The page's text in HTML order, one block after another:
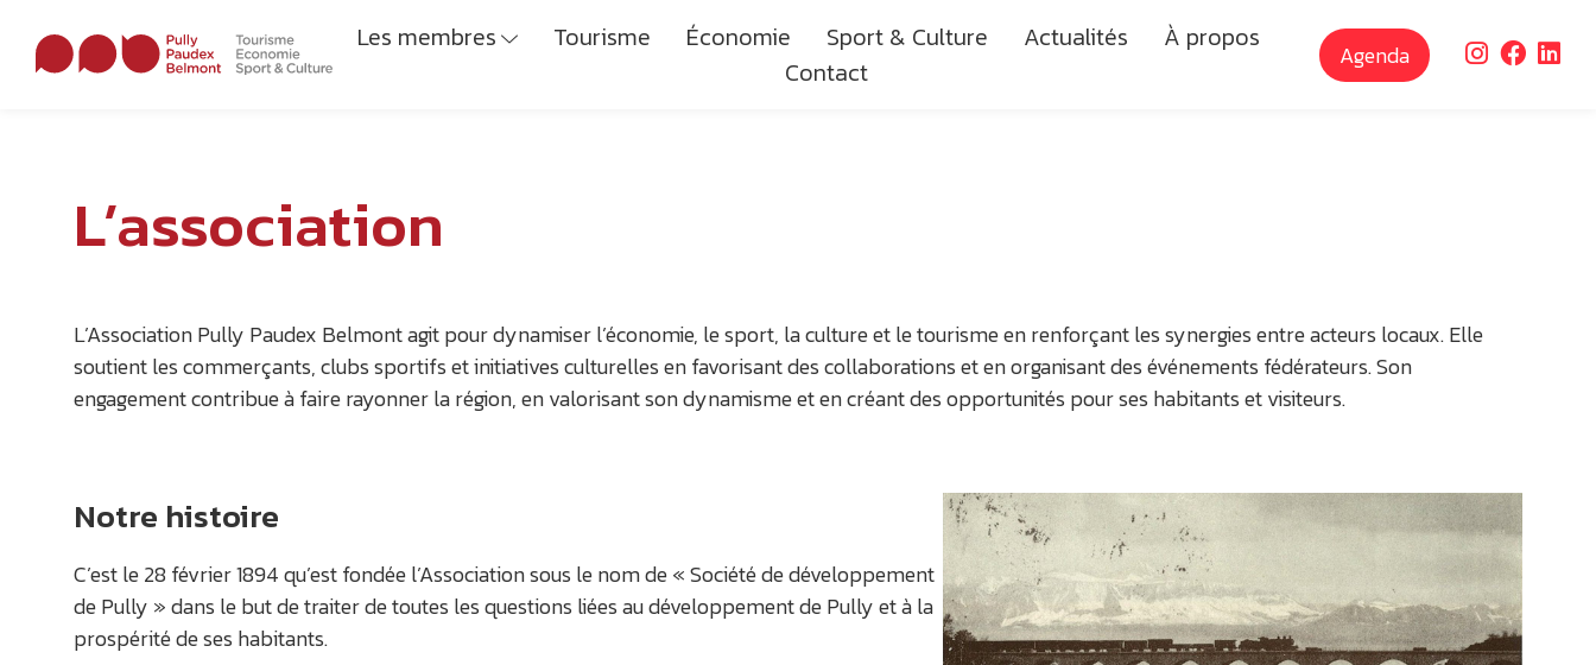
Les membres Tourisme Économie Sport & Culture Actualités
À propos
Contact
Agenda
L’association
L’Association Pully Paudex Belmont agit pour dynamiser l’économie, le sport, la culture et le tourisme en renforçant les synergies entre acteurs locaux. Elle
soutient les commerçants, clubs sportifs et initiatives culturelles en favorisant des collaborations et en organisant des événements fédérateurs. Son
engagement contribue à faire rayonner la région, en valorisant son dynamisme et en créant des opportunités pour ses habitants et visiteurs.
Notre histoire
C’est le 28 février 1894 qu’est fondée l’Association sous le nom de « Société de développement
de Pully » dans le but de traiter de toutes les questions liées au développement de Pully et à la
prospérité de ses habitants.